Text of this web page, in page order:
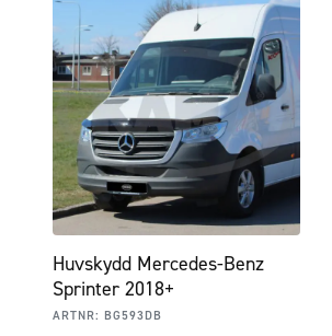
Huvskydd Mercedes-Benz
Sprinter 2018+
ARTNR: BG593DB